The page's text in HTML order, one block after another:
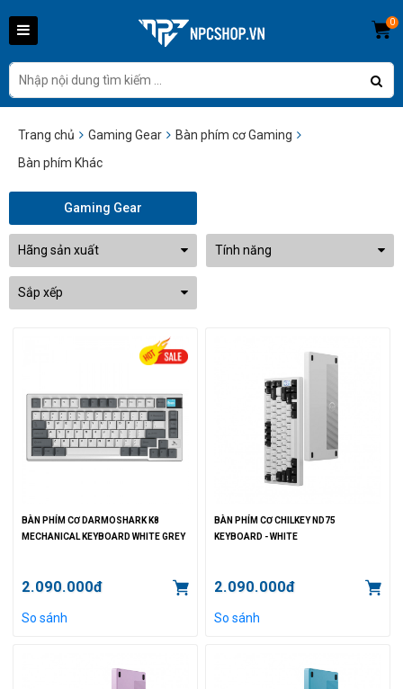
0
Trang chủ Gaming Gear
Bàn phím cơ Gaming
Bàn phím Khác
Gaming Gear
Hãng sản xuất Tính năng
Sắp xếp
BÀN PHÍM CƠ DARMOSHARK K8
MECHANICAL KEYBOARD WHITE GREY
2.090.000đ
So sánh
BÀN PHÍM CƠ CHILKEY ND75
KEYBOARD - WHITE
2.090.000đ
So sánh